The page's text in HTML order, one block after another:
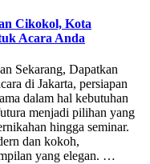
Cikokol, Kota
Acara Anda
Sekarang, Dapatkan
di Jakarta, persiapan
dalam hal kebutuhan
menjadi pilihan yang
hingga seminar.
dan kokoh,
yang elegan. …